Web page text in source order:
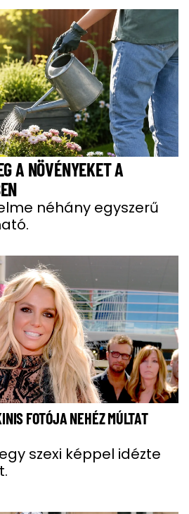
A NÖVÉNYEKET A
néhány egyszerű
FOTÓJA NEHÉZ MÚLTAT
szexi képpel idézte